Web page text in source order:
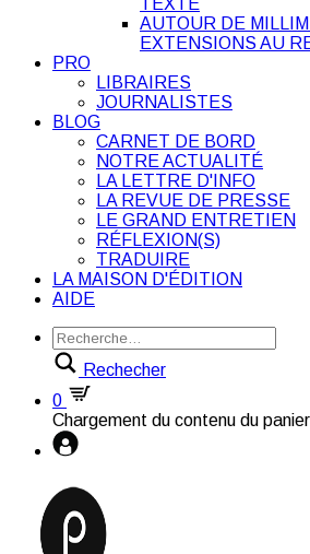
AUTOUR DE
EXTENSIONS AU
PRO
LIBRAIRES
JOURNALISTES
BLOG
CARNET DE BORD
NOTRE ACTUALITÉ
LA LETTRE D'INFO
LA REVUE DE PRESSE
LE GRAND ENTRETIEN
RÉFLEXION(S)
TRADUIRE
LA MAISON D'ÉDITION
AIDE
Rechecher
0
Chargement du contenu du panier